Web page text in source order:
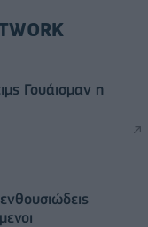
Γουάισμαν η